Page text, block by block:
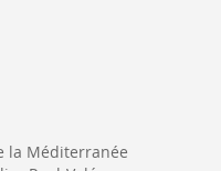
la Méditerranée